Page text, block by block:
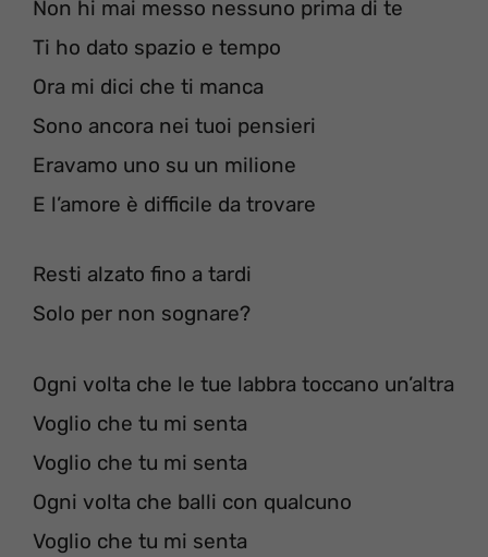
Non hi mai messo nessuno prima di te
Ti ho dato spazio e tempo
Ora mi dici che ti manca
Sono ancora nei tuoi pensieri
Eravamo uno su un milione
E l’amore è difficile da trovare
Resti alzato fino a tardi
Solo per non sognare?
Ogni volta che le tue labbra toccano un’altra
Voglio che tu mi senta
Voglio che tu mi senta
Ogni volta che balli con qualcuno
Voglio che tu mi senta